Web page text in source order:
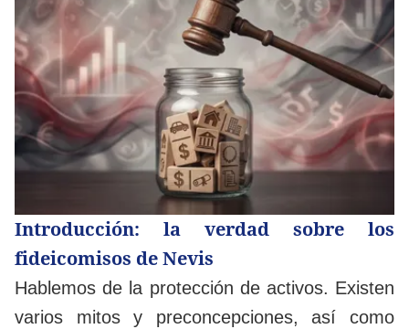
Introducción: la verdad sobre los
fideicomisos de Nevis
Hablemos de la protección de activos. Existen
varios mitos y preconcepciones, así como